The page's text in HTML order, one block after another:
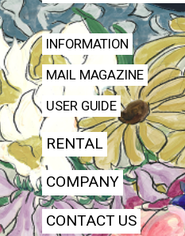
INFORMATION
MAIL MAGAZINE
USER GUIDE
RENTAL
COMPANY
CONTACT US